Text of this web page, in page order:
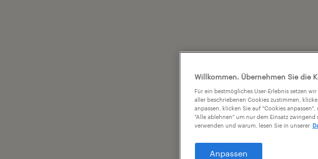
Willkommen. Übernehmen Sie die
Für ein bestmögliches User-Erlebnis setzen
aller beschriebenen Cookies zustimmen,
anpassen, klicken Sie auf "Cookies
"Alle ablehnen" um nur dem Einsatz
verwenden und warum, lesen Sie in unserer
Anpassen